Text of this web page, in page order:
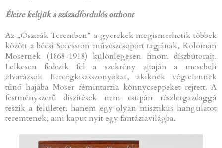
Életre keltjük a századfordulós otthont
Az „Osztrák Teremben” a gyerekek megismerhetik többek
között a bécsi Secession művészcsoport tagjának, Koloman
Mosernek (1868-1918) különlegesen finom díszbútorait.
Lelkesen fedezik fel a szekrény ajtaján a mesebeli
elvarázsolt hercegkisasszonyokat, akiknek végtelennek
tűnő hajába Moser fémintarzia könnycseppeket rejtett. A
festményszerű díszítések nem csupán részletgazdaggá
teszik a felületet, hanem egy olyan misztikus hangulatot
teremtenek, ami kaput nyit egy fantáziavilágba.